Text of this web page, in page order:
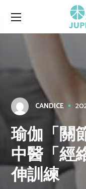
CANDICE
瑜伽「關
中醫「經
伸訓練